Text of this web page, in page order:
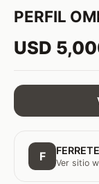
PERFIL
USD
F Ver sitio